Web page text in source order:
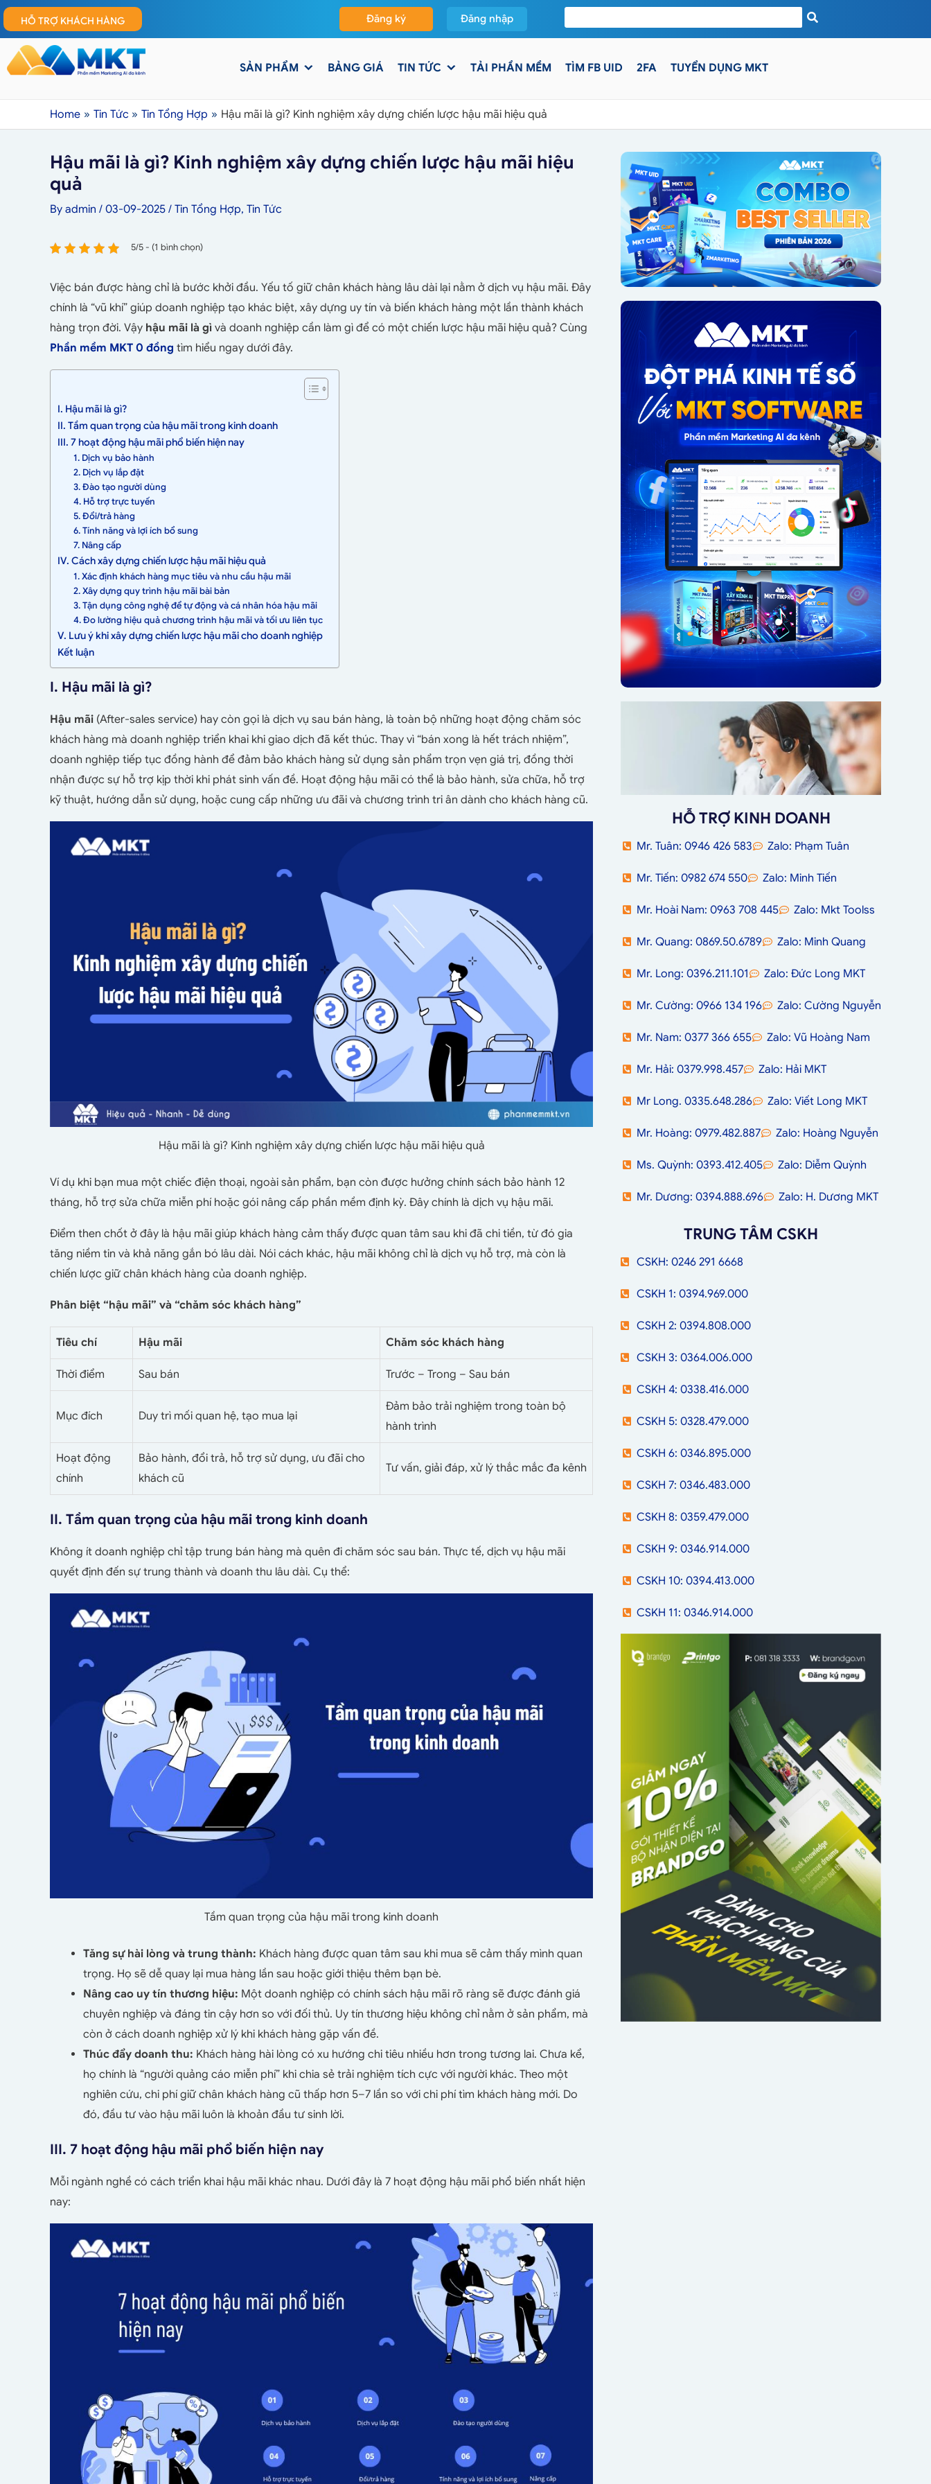
HỖ TRỢ KHÁCH HÀNG Đăng ký Đăng nhập
SẢN PHẨM BẢNG GIÁ TIN TỨC TẢI PHẦN MỀM TÌM FB UID 2FA TUYỂN DỤNG MKT
Home Tin Tức Tin Tổng Hợp Hậu mãi là gì? Kinh nghiệm xây dựng chiến lược hậu mãi hiệu quả
Hậu mãi là gì? Kinh nghiệm xây dựng chiến lược hậu mãi hiệu
quả
By admin / 03-09-2025 / Tin Tổng Hợp, Tin Tức
5/5 - (1 bình chọn)
Việc bán được hàng chỉ là bước khởi đầu. Yếu tố giữ chân khách hàng lâu dài lại nằm ở dịch vụ hậu mãi. Đây
chính là “vũ khí” giúp doanh nghiệp tạo khác biệt, xây dựng uy tín và biến khách hàng một lần thành khách
hàng trọn đời. Vậy hậu mãi là gì và doanh nghiệp cần làm gì để có một chiến lược hậu mãi hiệu quả? Cùng
Phần mềm MKT 0 đồng tìm hiểu ngay dưới đây.
I. Hậu mãi là gì?
II. Tầm quan trọng của hậu mãi trong kinh doanh
III. 7 hoạt động hậu mãi phổ biến hiện nay
1. Dịch vụ bảo hành
2. Dịch vụ lắp đặt
3. Đào tạo người dùng
4. Hỗ trợ trực tuyến
5. Đổi/trả hàng
6. Tính năng và lợi ích bổ sung
7. Nâng cấp
IV. Cách xây dựng chiến lược hậu mãi hiệu quả
1. Xác định khách hàng mục tiêu và nhu cầu hậu mãi
2. Xây dựng quy trình hậu mãi bài bản
3. Tận dụng công nghệ để tự động và cá nhân hóa hậu mãi
4. Đo lường hiệu quả chương trình hậu mãi và tối ưu liên tục
V. Lưu ý khi xây dựng chiến lược hậu mãi cho doanh nghiệp
Kết luận
I. Hậu mãi là gì?
Hậu mãi (After-sales service) hay còn gọi là dịch vụ sau bán hàng, là toàn bộ những hoạt động chăm sóc
khách hàng mà doanh nghiệp triển khai khi giao dịch đã kết thúc. Thay vì “bán xong là hết trách nhiệm”,
doanh nghiệp tiếp tục đồng hành để đảm bảo khách hàng sử dụng sản phẩm trọn vẹn giá trị, đồng thời
nhận được sự hỗ trợ kịp thời khi phát sinh vấn đề. Hoạt động hậu mãi có thể là bảo hành, sửa chữa, hỗ trợ
kỹ thuật, hướng dẫn sử dụng, hoặc cung cấp những ưu đãi và chương trình tri ân dành cho khách hàng cũ.
Hậu mãi là gì? Kinh nghiệm xây dựng chiến lược hậu mãi hiệu quả
Ví dụ khi bạn mua một chiếc điện thoại, ngoài sản phẩm, bạn còn được hưởng chính sách bảo hành 12
tháng, hỗ trợ sửa chữa miễn phí hoặc gói nâng cấp phần mềm định kỳ. Đây chính là dịch vụ hậu mãi.
Điểm then chốt ở đây là hậu mãi giúp khách hàng cảm thấy được quan tâm sau khi đã chi tiền, từ đó gia
tăng niềm tin và khả năng gắn bó lâu dài. Nói cách khác, hậu mãi không chỉ là dịch vụ hỗ trợ, mà còn là
chiến lược giữ chân khách hàng của doanh nghiệp.
Phân biệt “hậu mãi” và “chăm sóc khách hàng”
Tiêu chí Hậu mãi Chăm sóc khách hàng
Thời điểm Sau bán Trước – Trong – Sau bán
Mục đích Duy trì mối quan hệ, tạo mua lại
Đảm bảo trải nghiệm trong toàn bộ
hành trình
Hoạt động
chính
Bảo hành, đổi trả, hỗ trợ sử dụng, ưu đãi cho
khách cũ
Tư vấn, giải đáp, xử lý thắc mắc đa kênh
II. Tầm quan trọng của hậu mãi trong kinh doanh
Không ít doanh nghiệp chỉ tập trung bán hàng mà quên đi chăm sóc sau bán. Thực tế, dịch vụ hậu mãi
quyết định đến sự trung thành và doanh thu lâu dài. Cụ thể:
Tầm quan trọng của hậu mãi trong kinh doanh
Tăng sự hài lòng và trung thành: Khách hàng được quan tâm sau khi mua sẽ cảm thấy mình quan
trọng. Họ sẽ dễ quay lại mua hàng lần sau hoặc giới thiệu thêm bạn bè.
Nâng cao uy tín thương hiệu: Một doanh nghiệp có chính sách hậu mãi rõ ràng sẽ được đánh giá
chuyên nghiệp và đáng tin cậy hơn so với đối thủ. Uy tín thương hiệu không chỉ nằm ở sản phẩm, mà
còn ở cách doanh nghiệp xử lý khi khách hàng gặp vấn đề.
Thúc đẩy doanh thu: Khách hàng hài lòng có xu hướng chi tiêu nhiều hơn trong tương lai. Chưa kể,
họ chính là “người quảng cáo miễn phí” khi chia sẻ trải nghiệm tích cực với người khác. Theo một
nghiên cứu, chi phí giữ chân khách hàng cũ thấp hơn 5–7 lần so với chi phí tìm khách hàng mới. Do
đó, đầu tư vào hậu mãi luôn là khoản đầu tư sinh lời.
III. 7 hoạt động hậu mãi phổ biến hiện nay
Mỗi ngành nghề có cách triển khai hậu mãi khác nhau. Dưới đây là 7 hoạt động hậu mãi phổ biến nhất hiện
nay:
HỖ TRỢ KINH DOANH
Mr. Tuân: 0946 426 583 Zalo: Phạm Tuân
Mr. Tiến: 0982 674 550 Zalo: Minh Tiến
Mr. Hoài Nam: 0963 708 445 Zalo: Mkt Toolss
Mr. Quang: 0869.50.6789 Zalo: Minh Quang
Mr. Long: 0396.211.101 Zalo: Đức Long MKT
Mr. Cường: 0966 134 196 Zalo: Cường Nguyễn
Mr. Nam: 0377 366 655 Zalo: Vũ Hoàng Nam
Mr. Hải: 0379.998.457 Zalo: Hải MKT
Mr Long. 0335.648.286 Zalo: Viết Long MKT
Mr. Hoàng: 0979.482.887 Zalo: Hoàng Nguyễn
Ms. Quỳnh: 0393.412.405 Zalo: Diễm Quỳnh
Mr. Dương: 0394.888.696 Zalo: H. Dương MKT
TRUNG TÂM CSKH
CSKH: 0246 291 6668
CSKH 1: 0394.969.000
CSKH 2: 0394.808.000
CSKH 3: 0364.006.000
CSKH 4: 0338.416.000
CSKH 5: 0328.479.000
CSKH 6: 0346.895.000
CSKH 7: 0346.483.000
CSKH 8: 0359.479.000
CSKH 9: 0346.914.000
CSKH 10: 0394.413.000
CSKH 11: 0346.914.000